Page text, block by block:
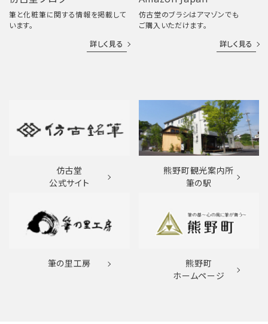
筆と化粧筆に関する情報を掲載して
います。
詳しく見る
仿古堂のブラシはアマゾンでも
ご購入いただけます。
詳しく見る
仿古堂
公式サイト
熊野町観光案内所
筆の駅
筆の里工房
熊野町
ホームページ